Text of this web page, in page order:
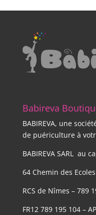
Babireva
BABIREVA, une
de puériculture à
BABIREVA SARL au
64 Chemin des Ecoles
RCS de Nîmes – 789
FR12 789 195 104 –